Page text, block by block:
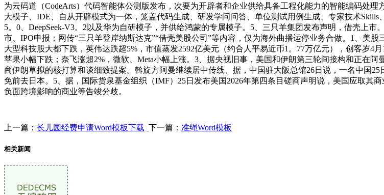
为云码道（CodeArts）代码智能体公测版发布，次要为开辟者和企业供给具备工程化能力的智能编码处
大模子、IDE、自从开辟模式为一体，笼盖代码生成、研发学问问答、单位测试用例生成、专家技术
5。0、DeepSeek-V3。2以及华为自研模子，并供给鸿蒙的专属模子。5、三只羊集团发布声明，借壳上
市、IPO申报；网传“三只羊登岸纳斯达克”“借壳美股公司”等内容，仅为海外曲播运停业务合做。1、美股
大型科技股大都下跌，英伟达跌超5%，市值蒸发2592亿美元（约合人平易近币1。77万亿元），创客岁4
苹果小幅下跌；奈飞涨超2%，微软、Meta小幅上涨。3、据央视旧事，美国和伊朗第三轮间接构和正在
商伊朗草拟的核打算和谈细致提案。斡旋方阿曼继续居中传线、据，中国驻大阪总馆26日说，一名中国
免前去日本。5、据，国际货泉基金组织（IMF）25日发布美国2026年第四条目磋商声明说，美国应取
负面跨境影响的商业等告竣分歧。
上一篇： 长儿园经费申请Word模板下载 下一篇： 准绳Word模板
相关新闻